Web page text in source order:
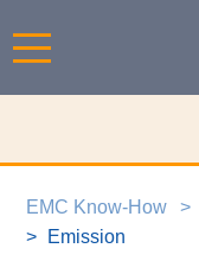
EMC Know-How
Emission